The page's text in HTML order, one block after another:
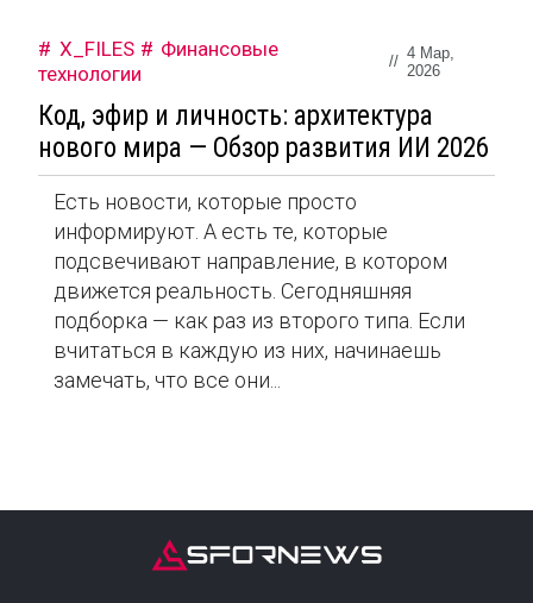
X_FILES
Финансовые
технологии
// 4 Мар,
2026
Код, эфир и личность: архитектура
нового мира — Обзор развития ИИ 2026
Есть новости, которые просто
информируют. А есть те, которые
подсвечивают направление, в котором
движется реальность. Сегодняшняя
подборка — как раз из второго типа. Если
вчитаться в каждую из них, начинаешь
замечать, что все они...